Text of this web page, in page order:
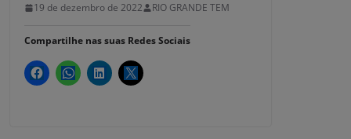
19 de dezembro de 2022 RIO GRANDE TEM
Compartilhe nas suas Redes Sociais